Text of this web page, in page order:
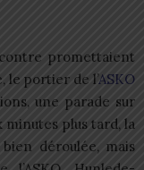
promettaient
le portier de l’ASKO
une parade sur
minutes plus tard, la
bien déroulée, mais